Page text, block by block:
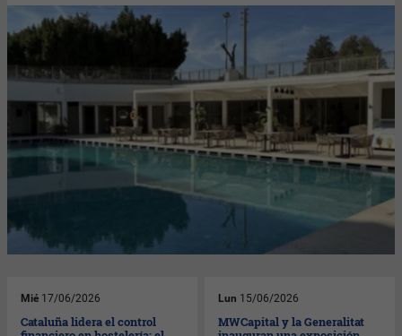
Mié 17/06/2026
Cataluña lidera el control
Lun 15/06/2026
MWCapital y la Generalitat